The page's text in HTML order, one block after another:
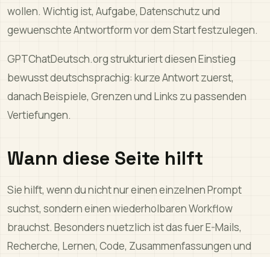
wollen. Wichtig ist, Aufgabe, Datenschutz und
gewuenschte Antwortform vor dem Start festzulegen.
GPTChatDeutsch.org strukturiert diesen Einstieg
bewusst deutschsprachig: kurze Antwort zuerst,
danach Beispiele, Grenzen und Links zu passenden
Vertiefungen.
Wann diese Seite hilft
Sie hilft, wenn du nicht nur einen einzelnen Prompt
suchst, sondern einen wiederholbaren Workflow
brauchst. Besonders nuetzlich ist das fuer E-Mails,
Recherche, Lernen, Code, Zusammenfassungen und